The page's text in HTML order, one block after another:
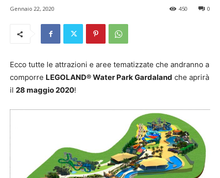
Gennaio 22, 2020 0
450
Ecco tutte le attrazioni e aree tematizzate che andranno a
comporre LEGOLAND® Water Park Gardaland che aprirà
il 28 maggio 2020!